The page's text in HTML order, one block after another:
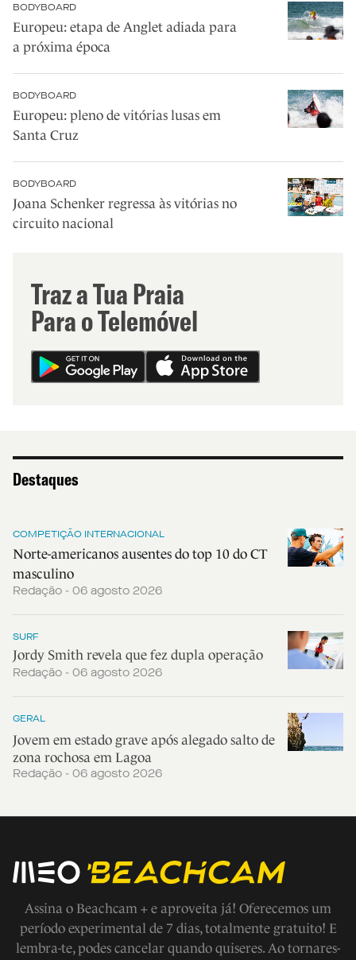
BODYBOARD
Europeu: etapa de Anglet adiada para
a próxima época
BODYBOARD
Europeu: pleno de vitórias lusas em
Santa Cruz
BODYBOARD
Joana Schenker regressa às vitórias no
circuito nacional
Traz a Tua Praia
Para o Telemóvel
Destaques
COMPETIÇÃO INTERNACIONAL
Norte-americanos ausentes do top 10 do CT
masculino
Redação - 06 agosto 2026
SURF
Jordy Smith revela que fez dupla operação
Redação - 06 agosto 2026
GERAL
Jovem em estado grave após alegado salto de
zona rochosa em Lagoa
Redação - 06 agosto 2026
Assina o Beachcam + e aproveita já! Oferecemos um
período experimental de 7 dias, totalmente gratuito! E
lembra-te, podes cancelar quando quiseres. Ao tornares-